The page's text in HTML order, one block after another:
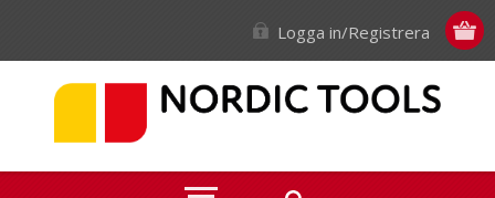
Logga in/Registrera